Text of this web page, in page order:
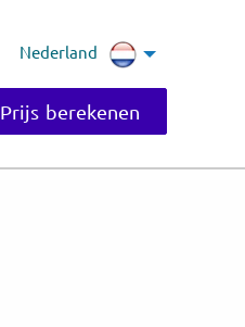
Nederland
Prijs berekenen